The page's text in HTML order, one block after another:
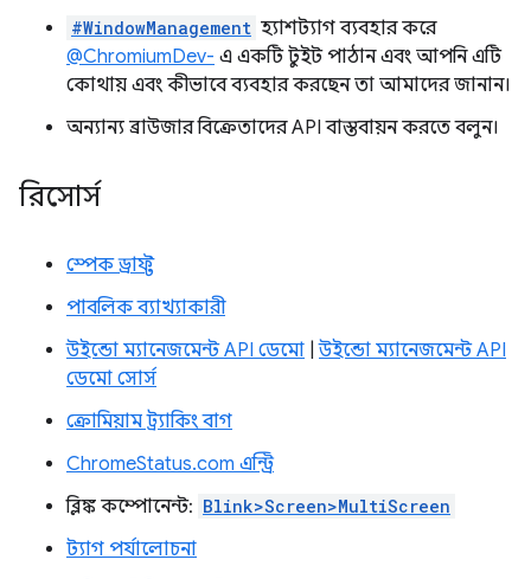
#WindowManagement হ্যাশট্যাগ ব্যবহার করে
@ChromiumDev- এ একটি টুইট পাঠান এবং আপনি এটি
কোথায় এবং কীভাবে ব্যবহার করছেন তা আমাদের জানান।
অন্যান্য ব্রাউজার বিক্রেতাদের API বাস্তবায়ন করতে বলুন।
রিসোর্স
স্পেক ড্রাফ্ট
পাবলিক ব্যাখ্যাকারী
উইন্ডো ম্যানেজমেন্ট API ডেমো |উইন্ডো ম্যানেজমেন্ট API
ডেমো সোর্স
ক্রোমিয়াম ট্র্যাকিং বাগ
ChromeStatus.com এন্ট্রি
ব্লিঙ্ক কম্পোনেন্ট: Blink>Screen>MultiScreen
ট্যাগ পর্যালোচনা